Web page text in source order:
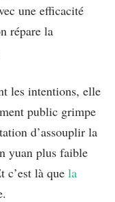
une efficacité
répare la
les intentions, elle
public grimpe
d’assouplir la
yuan plus faible
c’est là que la